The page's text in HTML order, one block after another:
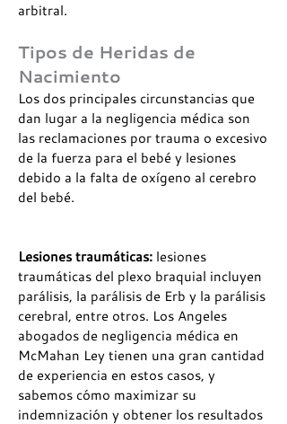
arbitral.
Tipos de Heridas de
Nacimiento
Los dos principales circunstancias que
dan lugar a la negligencia médica son
las reclamaciones por trauma o excesivo
de la fuerza para el bebé y lesiones
debido a la falta de oxígeno al cerebro
del bebé.
Lesiones traumáticas: lesiones
traumáticas del plexo braquial incluyen
parálisis, la parálisis de Erb y la parálisis
cerebral, entre otros. Los Angeles
abogados de negligencia médica en
McMahan Ley tienen una gran cantidad
de experiencia en estos casos, y
sabemos cómo maximizar su
indemnización y obtener los resultados